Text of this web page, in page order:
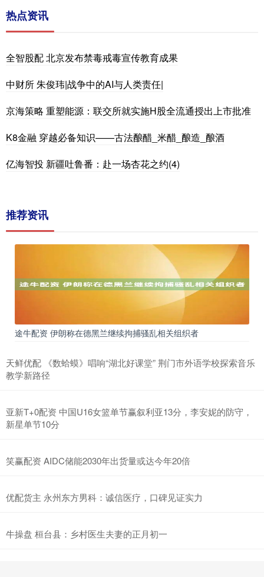
热点资讯
全智股配 北京发布禁毒戒毒宣传教育成果
中财所 朱俊玮|战争中的AI与人类责任|
京海策略 重塑能源：联交所就实施H股全流通授出上市批准
K8金融 穿越必备知识——古法酿醋_米醋_酿造_酿酒
亿海智投 新疆吐鲁番：赴一场杏花之约(4)
推荐资讯
途牛配资 伊朗称在德黑兰继续拘捕骚乱相关组织者
天鲜优配 《数蛤蟆》唱响“湖北好课堂” 荆门市外语学校探索音乐
教学新路径
亚新T+0配资 中国U16女篮单节赢叙利亚13分，李安妮的防守，
新星单节10分
笑赢配资 AIDC储能2030年出货量或达今年20倍
优配货主 永州东方男科：诚信医疗，口碑见证实力
牛操盘 桓台县：乡村医生夫妻的正月初一